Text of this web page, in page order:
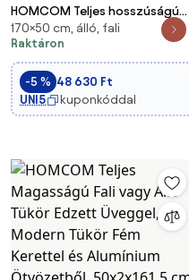
HOMCOM Teljes hosszúságú
álló tükör 50x170 cm Álló vagy
falra szerelhető alumínium
ötvözet kerettel és állvánnyal,
Arany | Aosom
170×50 cm, álló, fali
Raktáron
-5 % 48 630 Ft
UNI5
kuponkóddal